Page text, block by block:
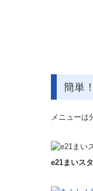
簡単
メニューは
e21まいス